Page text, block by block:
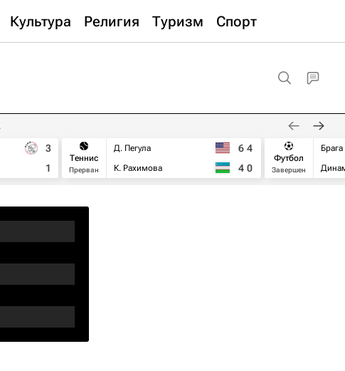
Культура Религия Туризм Спорт
3
1
Теннис
Прерван
Д. Пегула
К. Рахимова
6 4
4 0
Футбол
Завершен
Брага